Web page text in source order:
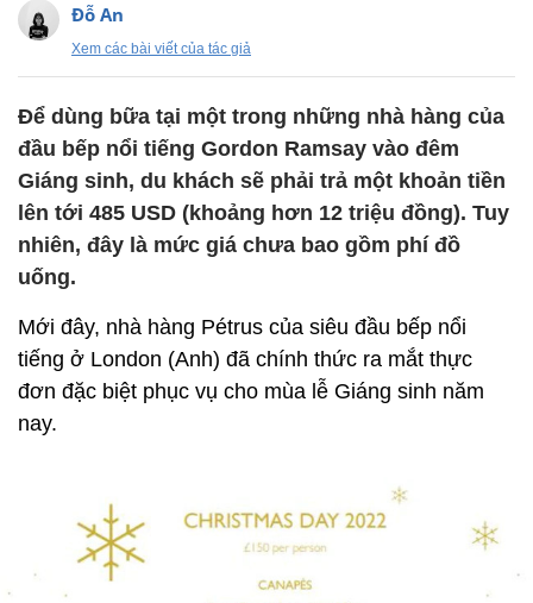
Đỗ An
Xem các bài viết của tác giả
Để dùng bữa tại một trong những nhà hàng của
đầu bếp nổi tiếng Gordon Ramsay vào đêm
Giáng sinh, du khách sẽ phải trả một khoản tiền
lên tới 485 USD (khoảng hơn 12 triệu đồng). Tuy
nhiên, đây là mức giá chưa bao gồm phí đồ
uống.
Mới đây, nhà hàng Pétrus của siêu đầu bếp nổi
tiếng ở London (Anh) đã chính thức ra mắt thực
đơn đặc biệt phục vụ cho mùa lễ Giáng sinh năm
nay.